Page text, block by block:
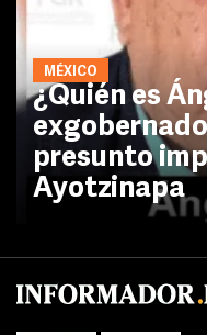
MÉXICO
¿Quién es
presunto
Ayotzinapa